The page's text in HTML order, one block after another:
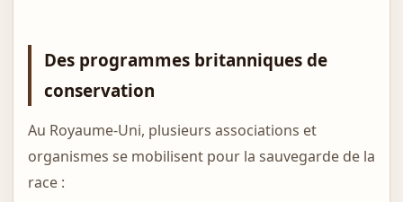
Des programmes britanniques de
conservation
Au Royaume-Uni, plusieurs associations et
organismes se mobilisent pour la sauvegarde de la
race :